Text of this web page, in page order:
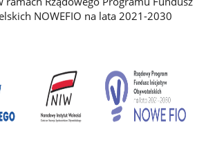
NOWEFIO na lata 2021-2030